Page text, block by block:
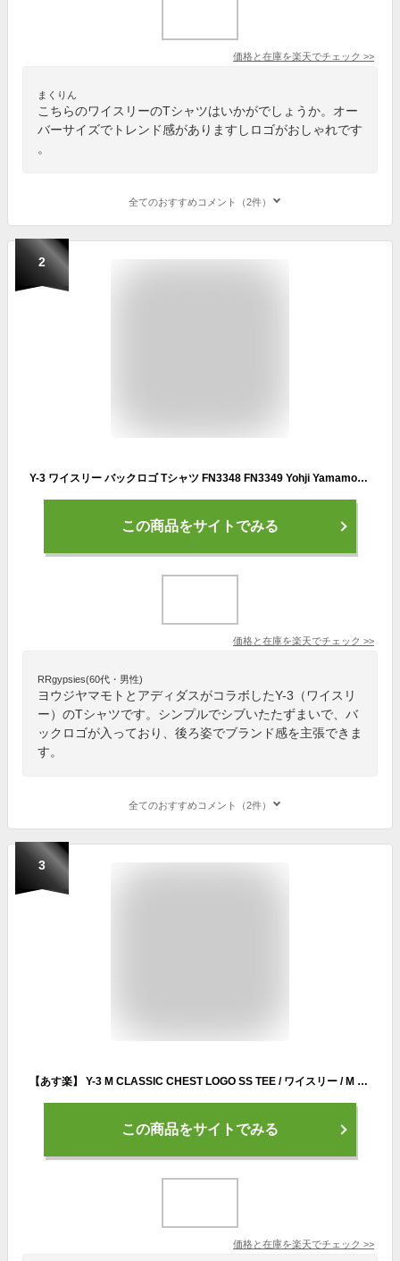
価格と在庫を楽天でチェック >>
まくりん
こちらのワイスリーのTシャツはいかがでしょうか。オー
バーサイズでトレンド感がありますしロゴがおしゃれです
。
全てのおすすめコメント（2件）
2
Y-3 ワイスリー バックロゴ Tシャツ FN3348 FN3349 Yohji Yamamoto ヨウジヤマモト メンズ
この商品をサイトでみる
価格と在庫を楽天でチェック >>
RRgypsies(60代・男性)
ヨウジヤマモトとアディダスがコラボしたY-3（ワイスリ
ー）のTシャツです。シンプルでシブいたたずまいで、バ
ックロゴが入っており、後ろ姿でブランド感を主張できま
す。
全てのおすすめコメント（2件）
3
【あす楽】 Y-3 M CLASSIC CHEST LOGO SS TEE / ワイスリー / M CL C SS TEE / Tシャツ / メンズ クラシック チェスト ロゴ T / ショートスリーブ Tシャツ / クルーネック / 半袖 / TEE / T-SHIRT / adidas / アディダス / 山本耀司 / Yohji Yamamoto / FN3358 / FN3359
この商品をサイトでみる
価格と在庫を楽天でチェック >>